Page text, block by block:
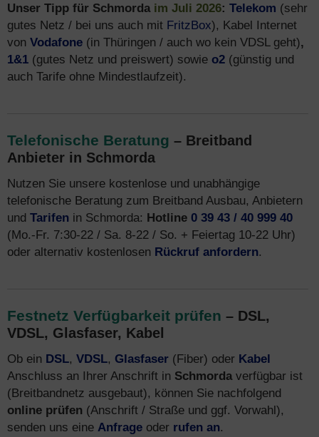
Unser Tipp für Schmorda im Juli 2026: Telekom (sehr
gutes Netz / bei uns auch mit FritzBox), Kabel Internet
von Vodafone (in Thüringen / auch wo kein VDSL geht),
1&1 (gutes Netz und preiswert) sowie o2 (günstig und
auch Tarife ohne Mindestlaufzeit).
Telefonische Beratung – Breitband
Anbieter in Schmorda
Nutzen Sie unsere kostenlose und unabhängige
telefonische Beratung zum Breitband Ausbau, Anbietern
und Tarifen in Schmorda: Hotline 0 39 43 / 40 999 40
(Mo.-Fr. 7:30-22 / Sa. 8-22 / So. + Feiertag 10-22 Uhr)
oder alternativ kostenlosen Rückruf anfordern.
Festnetz Verfügbarkeit prüfen – DSL,
VDSL, Glasfaser, Kabel
Ob ein DSL, VDSL, Glasfaser (Fiber) oder Kabel
Anschluss an Ihrer Anschrift in Schmordaverfügbar ist
(Breitbandnetz ausgebaut), können Sie nachfolgend
online prüfen (Anschrift / Straße und ggf. Vorwahl),
senden uns eine Anfrage oder rufen an.